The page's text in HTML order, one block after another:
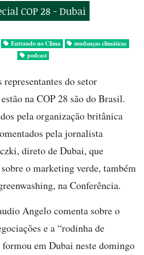
COP 28 - Dubai
Entrando no Clima
mudanças climáticas
podcast
representantes do setor
na COP 28 são do Brasil.
pela organização britânica
pela jornalista
direto de Dubai, que
o marketing verde, também
na Conferência.
Angelo comenta sobre o
e a “rodinha de
em Dubai neste domingo